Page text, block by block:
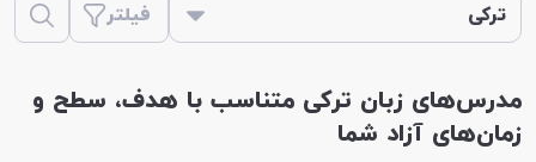
ترکی استانبولی در مدت زمان 60 دقیقه و کلاس حضوری در
مدت 90 دقیقه برگزار می‌شود. در ادامه همه مدرس هایی که
گرفته اند، که شما با بررسی اطلاعات موجود در پروفایل هر
یک از آن ها می‌توانید استاد مورد نظر خود را انتخاب نمایید.
ترکی فیلتر
مدرس‌های زبان ترکی متناسب با هدف، سطح و
زمان‌های آزاد شما